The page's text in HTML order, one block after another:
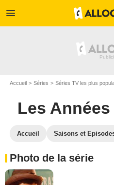
menu
Accueil Séries Séries TV les plus
Les
Accueil Saisons et
Photo de la série